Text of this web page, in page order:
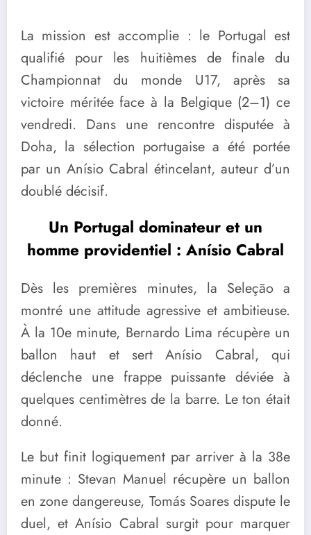
La mission est accomplie : le Portugal est
qualifié pour les huitièmes de finale du
Championnat du monde U17, après sa
victoire méritée face à la Belgique (2–1) ce
vendredi. Dans une rencontre disputée à
Doha, la sélection portugaise a été portée
par un Anísio Cabral étincelant, auteur d’un
doublé décisif.
Un Portugal dominateur et un
homme providentiel : Anísio Cabral
Dès les premières minutes, la Seleção a
montré une attitude agressive et ambitieuse.
À la 10e minute, Bernardo Lima récupère un
ballon haut et sert Anísio Cabral, qui
déclenche une frappe puissante déviée à
quelques centimètres de la barre. Le ton était
donné.
Le but finit logiquement par arriver à la 38e
minute : Stevan Manuel récupère un ballon
en zone dangereuse, Tomás Soares dispute le
duel, et Anísio Cabral surgit pour marquer